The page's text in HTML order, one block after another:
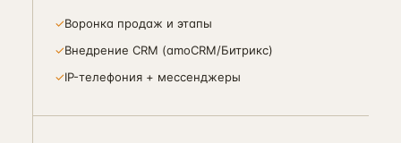
✓Воронка продаж и этапы
✓Внедрение CRM (amoCRM/Битрикс)
✓IP-телефония + мессенджеры